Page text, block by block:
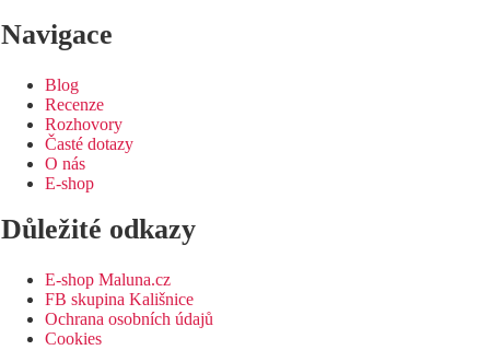
Navigace
Blog
Recenze
Rozhovory
Časté dotazy
O nás
E-shop
Důležité odkazy
E-shop Maluna.cz
FB skupina Kališnice
Ochrana osobních údajů
Cookies